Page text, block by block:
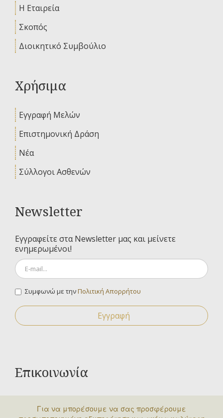
Η Εταιρεία
Σκοπός
Διοικητικό Συμβούλιο
Χρήσιμα
Εγγραφή Μελών
Επιστημονική Δράση
Νέα
Σύλλογοι Ασθενών
Newsletter
Εγγραφείτε στα Newsletter μας και μείνετε
ενημερωμένοι!
Συμφωνώ με τηνΠολιτική Απορρήτου
Εγγραφή
Επικοινωνία
επικοινωνήσετε μαζί μας στα παρακάτω στοιχεία.
Για να μπορέσουμε να σας προσφέρουμε